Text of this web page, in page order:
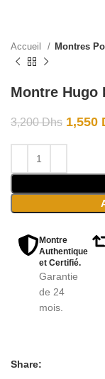
Accueil Montres
Montre Hugo
3,200Dhs 1,550
Montre
Authentique
et Certifié.
Garantie
de 24
mois.
Share: